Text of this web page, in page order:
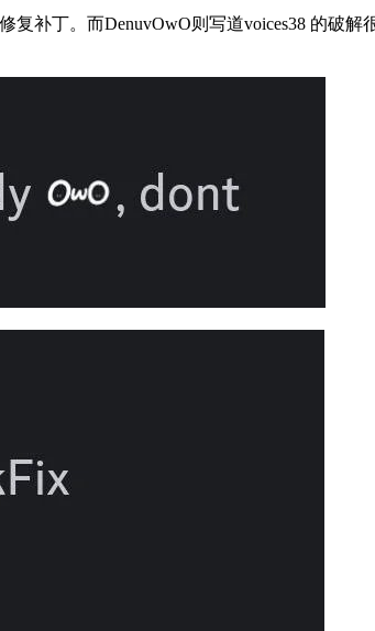
补丁。而DenuvOwO则写道voices38 的破解